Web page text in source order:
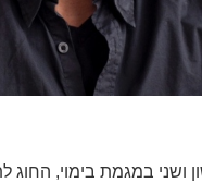
ושני במגמת בימוי, החוג